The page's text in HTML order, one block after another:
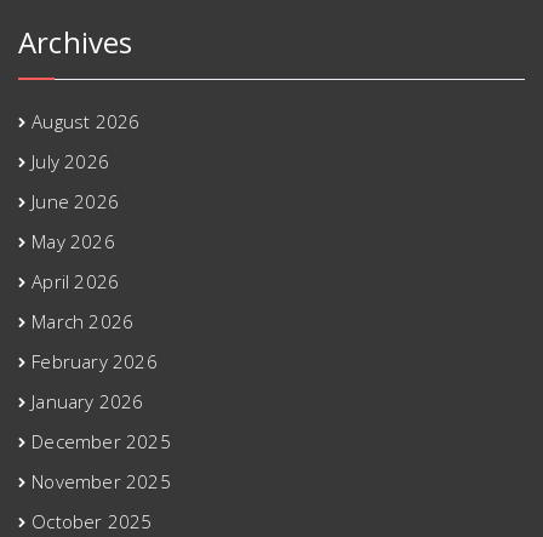
Archives
August 2026
July 2026
June 2026
May 2026
April 2026
March 2026
February 2026
January 2026
December 2025
November 2025
October 2025